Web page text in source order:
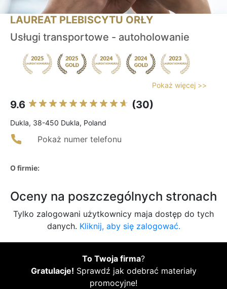
LAUREAT PLEBISCYTU ORŁY
Usługi transportowe - autoholowanie
Pokaż więcej >>
9.6 (30)
Dukla, 38-450 Dukla, Poland
Pokaż numer telefonu
O firmie:
Oceny na poszczególnych stronach
Tylko zalogowani użytkownicy maja dostęp do tych
danych. Kliknij, aby się zalogować.
To Twoja firma?
Gratulacje! Sprawdź jak odebrać materiały
promocyjne!